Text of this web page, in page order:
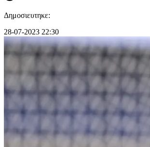
Δημοσιευτηκε:
28-07-2023 22:30